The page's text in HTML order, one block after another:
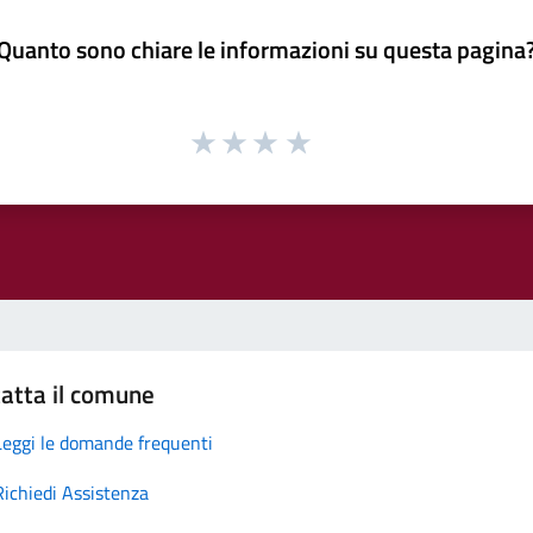
sono chiare le informazioni su questa
il comune
le domande frequenti
Assistenza